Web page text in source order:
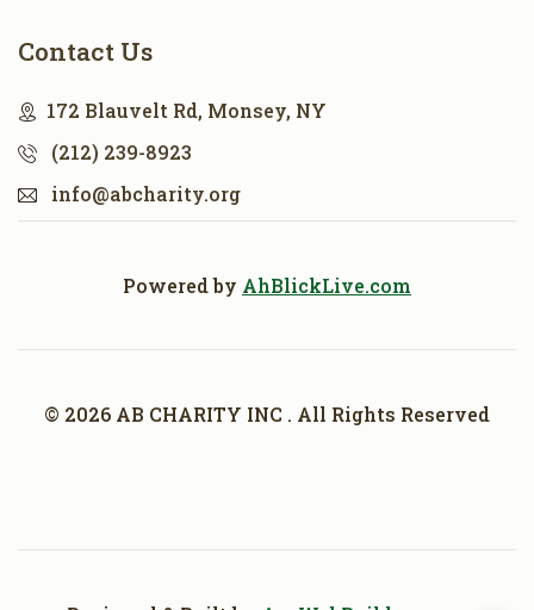
Contact Us
172 Blauvelt Rd, Monsey, NY
(212) 239-8923
info@abcharity.org
Powered by AhBlickLive.com
© 2026 AB CHARITY INC . All Rights Reserved